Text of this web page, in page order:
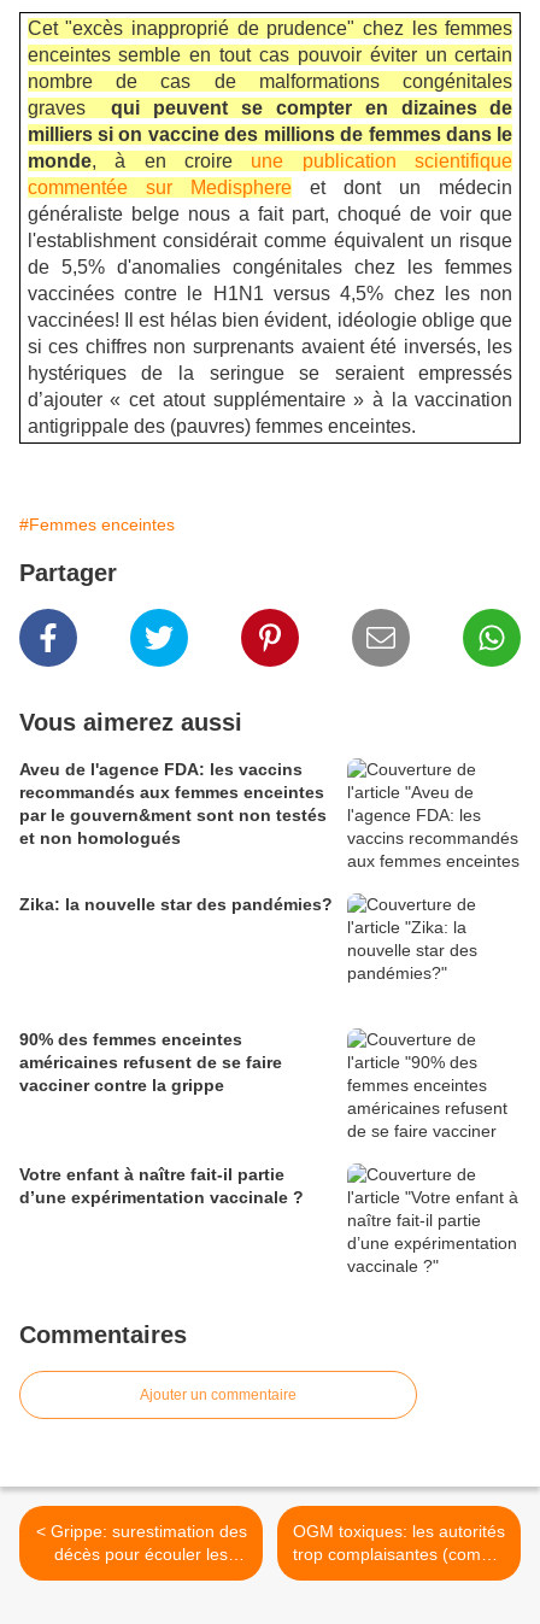
Cet "excès inapproprié de prudence" chez les femmes
enceintes semble en tout cas pouvoir éviter un certain
nombre de cas de malformations congénitales
gravesqui peuvent se compter en dizaines de
milliers si on vaccine des millions de femmes dans le
monde, à en croire une publication scientifique
commentée sur Medisphereet dont un médecin
généraliste belge nous a fait part, choqué de voir que
l'establishment considérait comme équivalent un risque
de 5,5% d'anomalies congénitales chez les femmes
vaccinées contre le H1N1 versus 4,5% chez les non
vaccinées! Il est hélas bien évident, idéologie oblige que
si ces chiffres non surprenants avaient été inversés, les
hystériques de la seringue se seraient empressés
d’ajouter « cet atout supplémentaire » à la vaccination
antigrippale des (pauvres) femmes enceintes.
#Femmes enceintes
Partager
Vous aimerez aussi
Aveu de l'agence FDA: les vaccins
recommandés aux femmes enceintes
par le gouvern&ment sont non testés
et non homologués
Zika: la nouvelle star des pandémies?
90% des femmes enceintes
américaines refusent de se faire
vacciner contre la grippe
Votre enfant à naître fait-il partie
d’une expérimentation vaccinale ?
Commentaires
Ajouter un commentaire
< Grippe: surestimation des
décès pour écouler les
vaccins
OGM toxiques: les autorités
trop complaisantes (comme
avec les vaccins!) >